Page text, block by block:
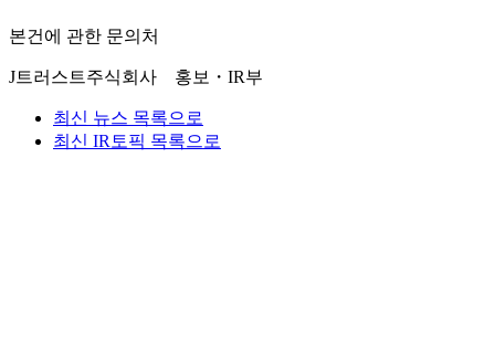
본건에 관한 문의처
J트러스트주식회사 홍보・IR부
최신 뉴스 목록으로
최신 IR토픽 목록으로